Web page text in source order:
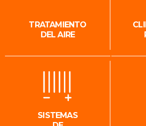
TRATAMIENTO
DEL AIRE
SISTEMAS